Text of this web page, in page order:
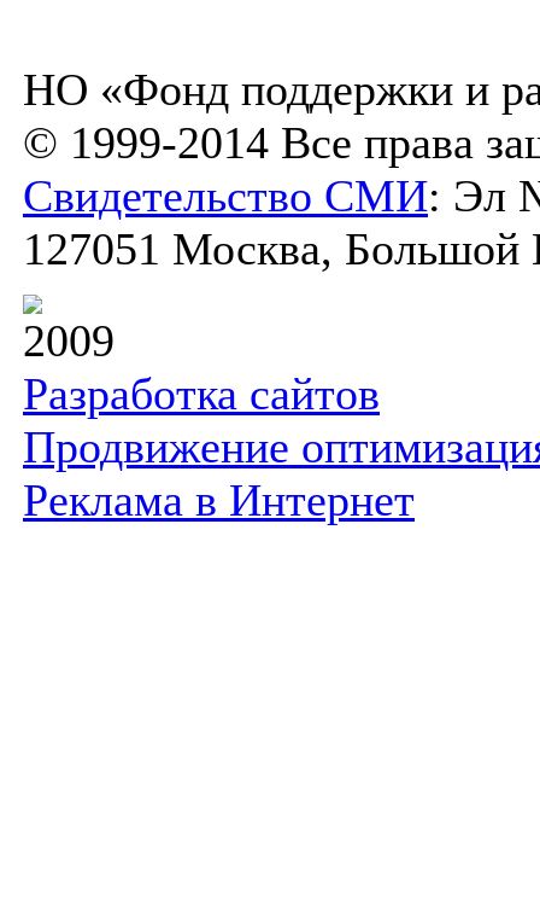
НО «Фонд поддержки и
© 1999-2014 Все права
Свидетельство СМИ: Эл
127051 Москва, Большой
2009
Разработка сайтов
Продвижение
Реклама в Интернет